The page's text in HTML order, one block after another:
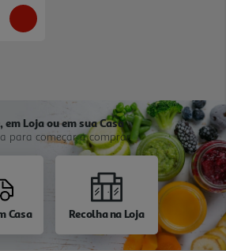
em Loja ou em sua Casa
para começar a comprar
Casa Recolha na Loja